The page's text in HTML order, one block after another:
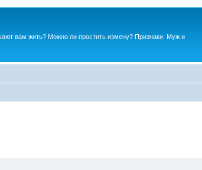
вам жить? Можно ли простить измену? Признаки. Муж и